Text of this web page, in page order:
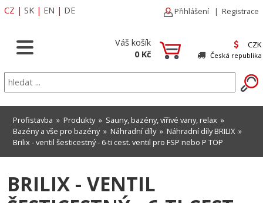
CZ | SK | EN | DE Přihlášení | Registrace
Váš košík
0 Kč
CZK
Česká republika
Profistavba » Produkty» Sauny, bazény, vířivé vany, relax »
Bazény a vše pro bazény» Náhradní díly» Náhradní díly BRILIX»
Brilix - ventil šesticestný - 6-ti cest. ventil pro FSP nebo P TOP
BRILIX - VENTIL